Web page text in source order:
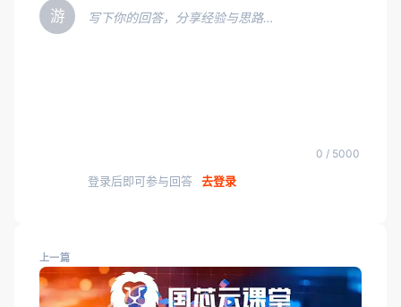
游 写下你的回答，分享经验与思路…
0 / 5000
登录后即可参与回答 去登录
上一篇